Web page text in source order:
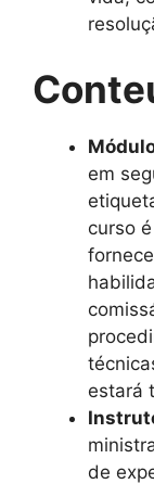
em
curso
estará
de